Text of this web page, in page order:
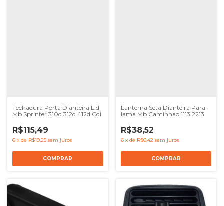
Fechadura Porta Dianteira L.d
Mb Sprinter 310d 312d 412d Cdi
R$115,49
6 x de R$19,25 sem juros
Lanterna Seta Dianteira Para-
lama Mb Caminhao 1113 2213
R$38,52
6 x de R$6,42 sem juros